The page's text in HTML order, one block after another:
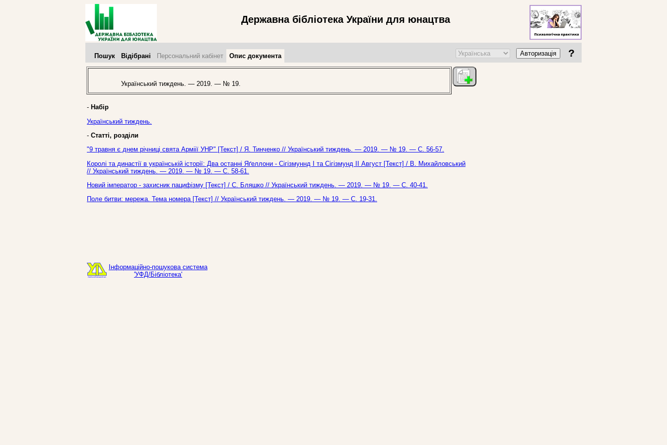
Державна бібліотека України для юнацтва
Пошук Відібрані Персональний кабінет Опис документа Авторизація ?
Український тиждень. — 2019. — № 19.
- Набір
Український тиждень.
- Статті, розділи
"9 травня є днем річниці свята Арміії УНР" [Текст] / Я. Тинченко // Український тиждень. — 2019. — № 19. — С. 56-57.
Королі та династії в українській історії: Два останні Яґеллони - Сігізмуннд І та Сігізмунд ІІ Август [Текст] / В. Михайловський
// Український тиждень. — 2019. — № 19. — С. 58-61.
Новий імператор - захисник пацифізму [Текст] / С. Бляшко // Український тиждень. — 2019. — № 19. — С. 40-41.
Поле битви: мережа. Тема номера [Текст] // Український тиждень. — 2019. — № 19. — С. 19-31.
Інформаційно-пошукова система
'УФД/Бібліотека'